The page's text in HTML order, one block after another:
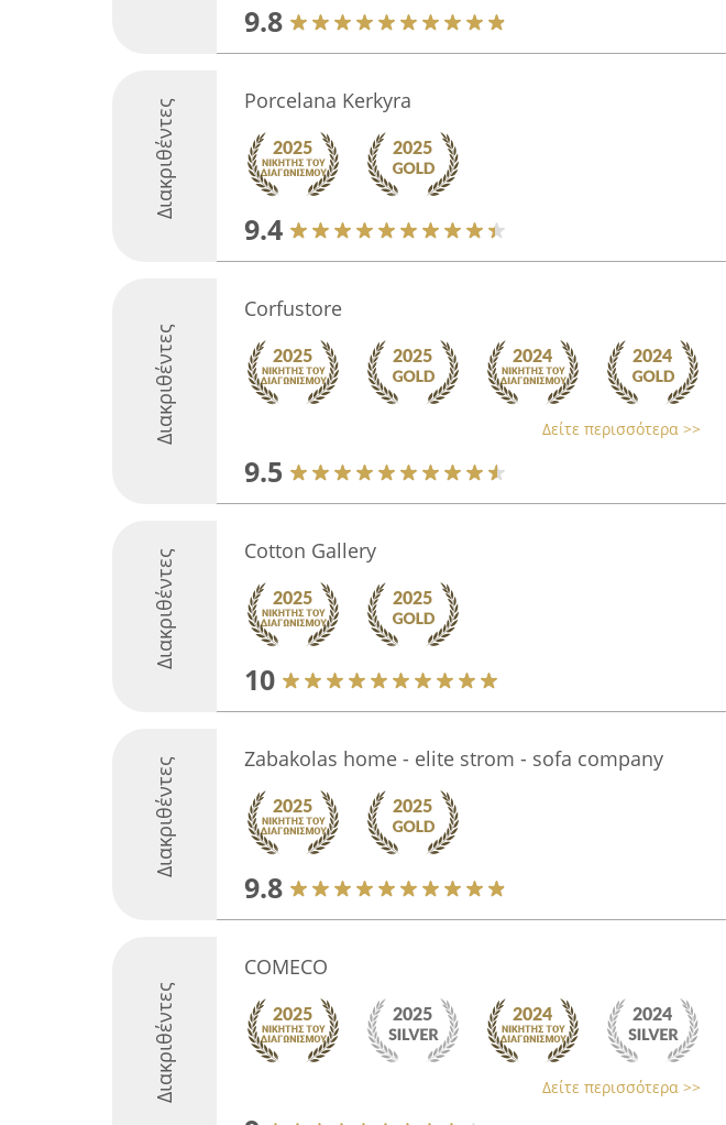
9.8
Διακριθέντες Porcelana Kerkyra
9.4
Διακριθέντες
Corfustore
Δείτε περισσότερα >>
9.5
Διακριθέντες Cotton Gallery
10
Διακριθέντες Zabakolas home - elite strom - sofa company
9.8
Διακριθέντες
COMECO
Δείτε περισσότερα >>